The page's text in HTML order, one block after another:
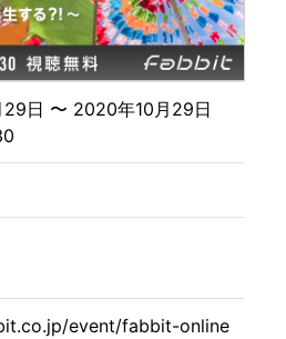
日 〜 2020年10月29日
event/fabbit-online